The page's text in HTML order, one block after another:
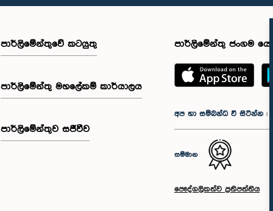
පාර්ලිමේන්තුවේ කටයුතු
පාර්ලිමේන්තු මහලේකම් කාර්යාලය
පාර්ලිමේන්තුව සජීවීව
පාර්ලිමේන්තු ජංගම
අප හා සම්බන්ධ වී සිටින්න :
සම්මාන
පෞද්ගලිකත්ව ප්‍රතිපත්තිය